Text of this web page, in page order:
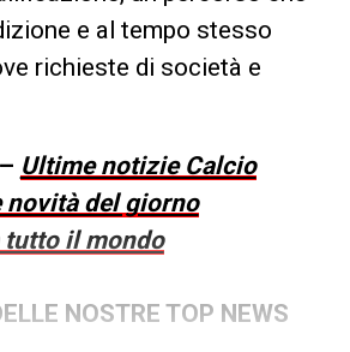
e al tempo stesso
richieste di società e
Ultime notizie Calcio
novità del giorno
il mondo
NOSTRE TOP NEWS